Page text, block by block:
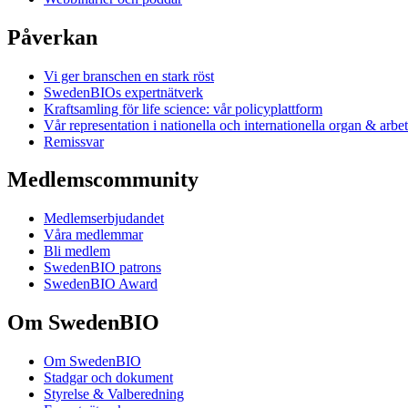
Påverkan
Vi ger branschen en stark röst
SwedenBIOs expertnätverk
Kraftsamling för life science: vår policyplattform
Vår representation i nationella och internationella organ &
Remissvar
Medlemscommunity
Medlemserbjudandet
Våra medlemmar
Bli medlem
SwedenBIO patrons
SwedenBIO Award
Om SwedenBIO
Om SwedenBIO
Stadgar och dokument
Styrelse & Valberedning